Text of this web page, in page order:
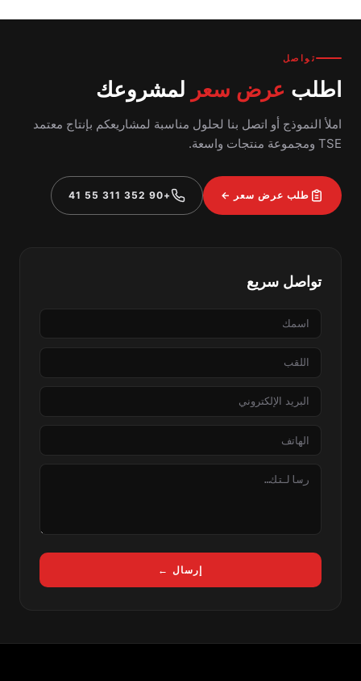
تواصل
اطلب عرض سعر لمشروعك
املأ النموذج أو اتصل بنا لحلول مناسبة لمشاريعكم بإنتاج معتمد
TSE ومجموعة منتجات واسعة.
طلب عرض سعر ← +90 352 311 55 41
تواصل سريع
الاسم
اللقب
البريد
الإلكتروني
الهاتف
الرسالة
إرسال ←